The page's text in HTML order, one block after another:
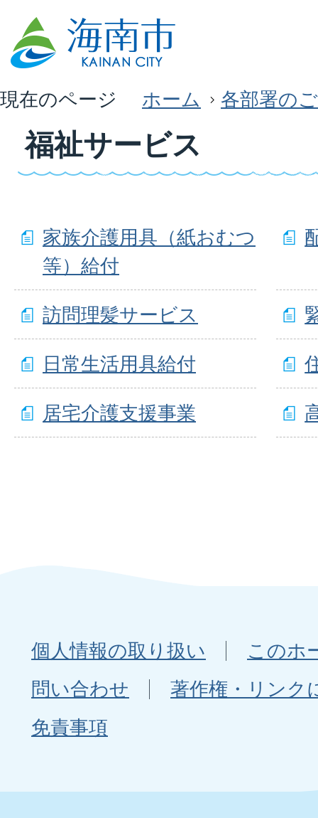
現在のページ ホーム 各部署の
福祉サービス
家族介護用具（紙おむつ
等）給付
訪問理髪サービス
日常生活用具給付
居宅介護支援事業
個人情報の取り扱い
このホ
問い合わせ
著作権・リンク
免責事項